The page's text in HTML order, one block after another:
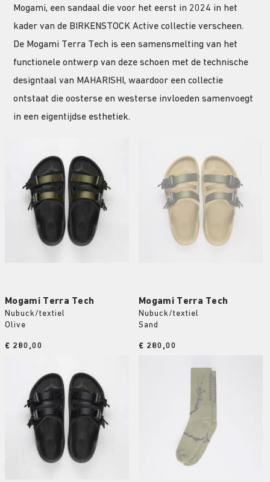
Mogami, een sandaal die voor het eerst in 2024 in het
kader van de BIRKENSTOCK Active collectie verscheen.
De Mogami Terra Tech is een samensmelting van het
functionele ontwerp van deze schoen met de technische
designtaal van MAHARISHI, waardoor een collectie
ontstaat die oosterse en westerse invloeden samenvoegt
in een eigentijdse esthetiek.
Mogami Terra Tech
Nubuck/textiel
Olive
Price:
€ 280,00
Mogami Terra Tech
Nubuck/textiel
Sand
Price:
€ 280,00